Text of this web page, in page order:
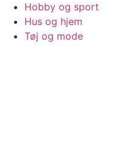
Hobby og sport
Hus og hjem
Tøj og mode